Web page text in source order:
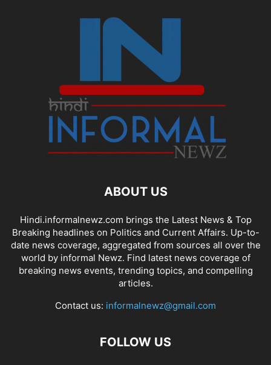
ABOUT US
Hindi.informalnewz.com brings the Latest News & Top
Breaking headlines on Politics and Current Affairs. Up-to-
date news coverage, aggregated from sources all over the
world by informal Newz. Find latest news coverage of
breaking news events, trending topics, and compelling
articles.
Contact us: informalnewz@gmail.com
FOLLOW US